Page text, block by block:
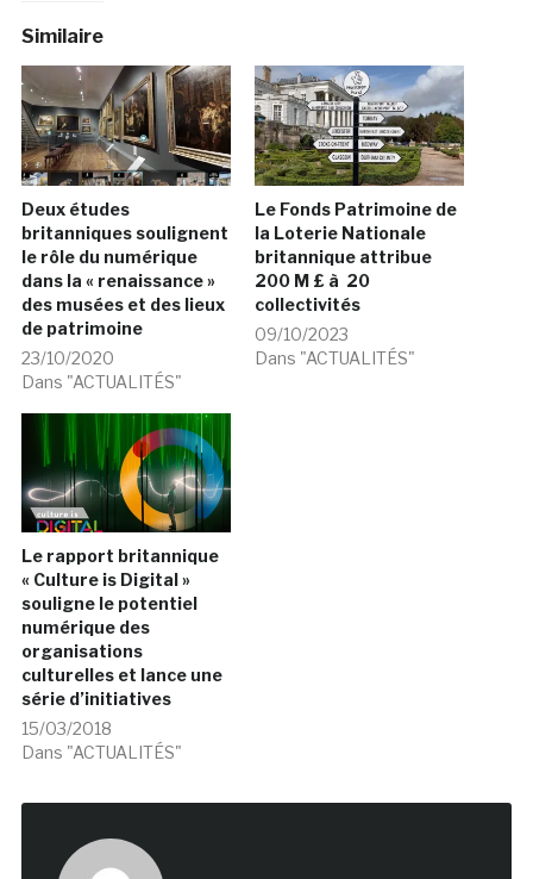
Similaire
Deux études
britanniques soulignent
le rôle du numérique
dans la « renaissance »
des musées et des lieux
de patrimoine
23/10/2020
Dans "ACTUALITÉS"
Le Fonds Patrimoine de
la Loterie Nationale
britannique attribue
200 M £ à 20
collectivités
09/10/2023
Dans "ACTUALITÉS"
Le rapport britannique
« Culture is Digital »
souligne le potentiel
numérique des
organisations
culturelles et lance une
série d’initiatives
15/03/2018
Dans "ACTUALITÉS"